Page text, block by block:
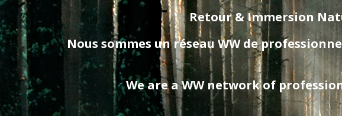
Retour & Immersion
Nous sommes un réseau WW de
We are a WW network of